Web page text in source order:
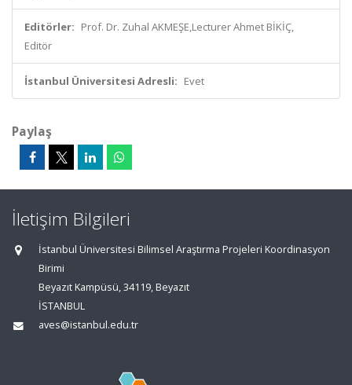
Editörler: Prof. Dr. Zuhal AKMEŞE,Lecturer Ahmet BİKİÇ,
Editör
İstanbul Üniversitesi Adresli: Evet
Paylaş
İletişim Bilgileri
İstanbul Üniversitesi Bilimsel Araştırma Projeleri Koordinasyon
Birimi
Beyazıt Kampüsü, 34119, Beyazıt
İSTANBUL
aves@istanbul.edu.tr